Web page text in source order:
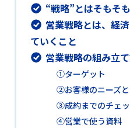
“戦略”とはそもそ
営業戦略とは、経
ていくこと
営業戦略の組み立
①ターゲット
②お客様のニーズ
③成約までのチェ
④営業で使う資料